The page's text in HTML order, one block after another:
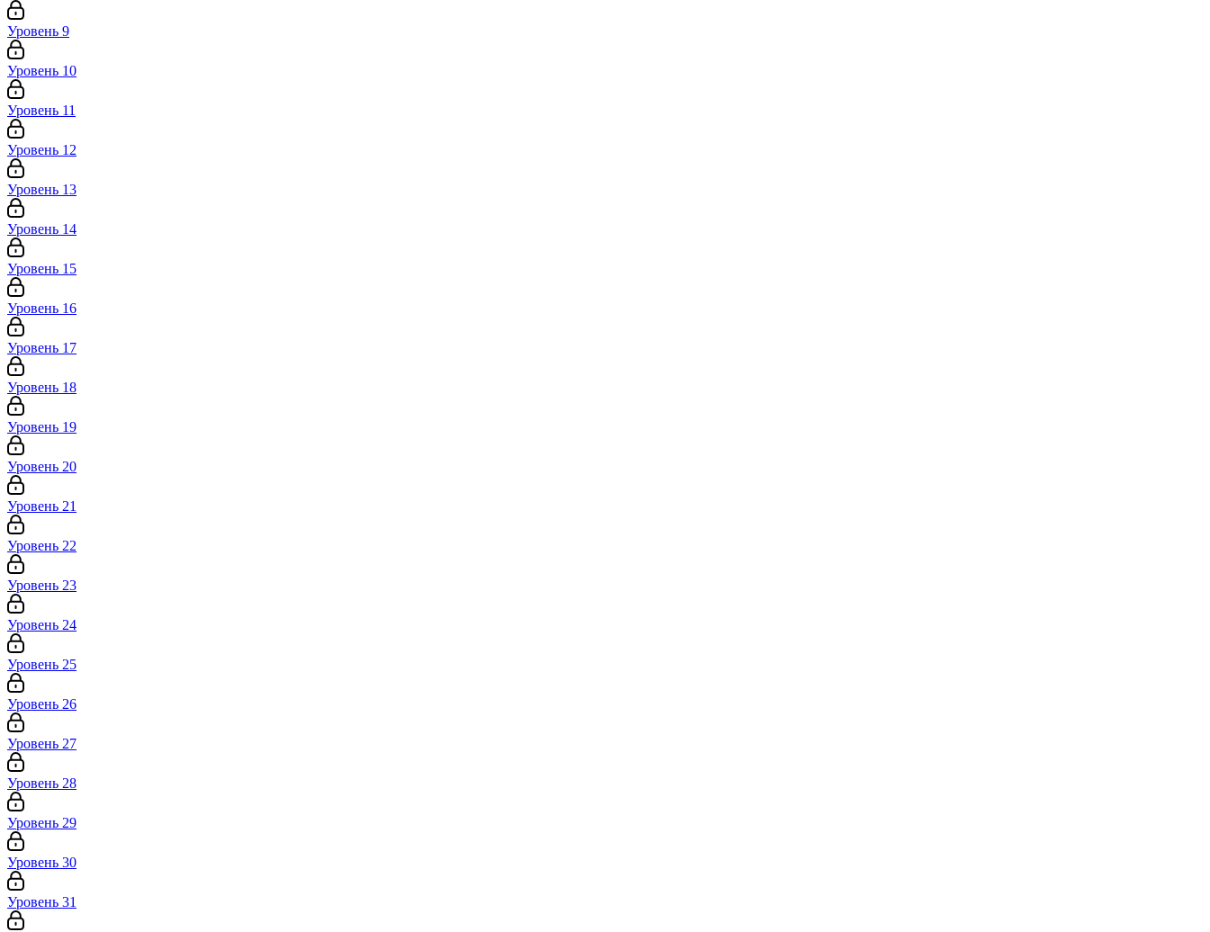
Уровень 9
Уровень 10
Уровень 11
Уровень 12
Уровень 13
Уровень 14
Уровень 15
Уровень 16
Уровень 17
Уровень 18
Уровень 19
Уровень 20
Уровень 21
Уровень 22
Уровень 23
Уровень 24
Уровень 25
Уровень 26
Уровень 27
Уровень 28
Уровень 29
Уровень 30
Уровень 31